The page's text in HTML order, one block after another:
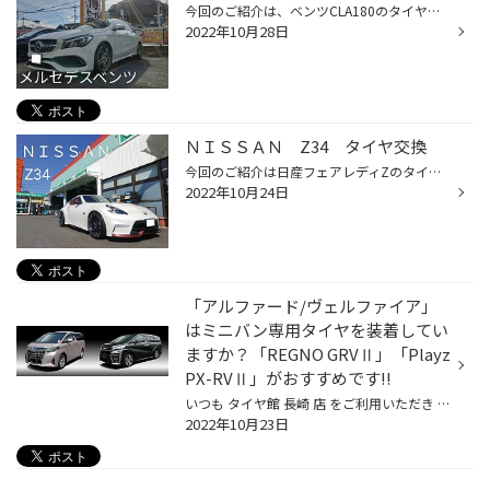
今回のご紹介は、ベンツCLA180のタイヤ交換♪ 南島原市よりわざわざ有難う御座いました！ そうです！わたくしの地元です(^^) でもって親族です(^_^;) 一見、溝ももう少し使えそうな感じですが、、、 ヒビ割れ(亀裂)がいろんな所に！ 経年劣化です！ アップでとるとよくわかります！ これが高速走行な...
2022年10月28日
ＮＩＳＳＡＮ Z34 タイヤ交換
今回のご紹介は日産フェアレディZのタイヤ交換♪ 極上の車体です！いつもご利用有難う御座います！ ブレーキキャリパーが大きく格好いいです(^^) 横幅なんと285！さすがはZです(^^) 装着したのは、 ブリヂストンのハイグリップタイヤ、ポテンザS007A! より性能を引き出す為にアライメント調整も実施...
2022年10月24日
「アルファード/ヴェルファイア」
はミニバン専用タイヤを装着してい
ますか？「REGNO GRVⅡ」「Playz
PX-RVⅡ」がおすすめです!!
いつも タイヤ館 長崎 店 をご利用いただき ありがとうございます！ 今回は「ミニバン専用タイヤ」について第ニ弾！ 街中を走っていても際立つ存在感に「ステキだなあ」とついつい目で追ってしまう高級ミニバンといえば、「トヨタ アルファード/ヴェルファイア」ですよね。上質感たっぷりの内外装や...
2022年10月23日